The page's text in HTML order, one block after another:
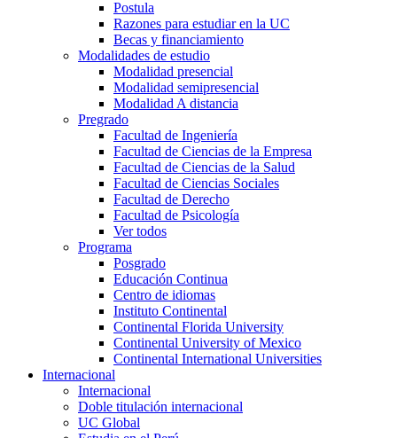
Postula
Razones para estudiar en la UC
Becas y financiamiento
Modalidades de estudio
Modalidad presencial
Modalidad semipresencial
Modalidad A distancia
Pregrado
Facultad de Ingeniería
Facultad de Ciencias de la Empresa
Facultad de Ciencias de la Salud
Facultad de Ciencias Sociales
Facultad de Derecho
Facultad de Psicología
Ver todos
Programa
Posgrado
Educación Continua
Centro de idiomas
Instituto Continental
Continental Florida University
Continental University of Mexico
Continental International Universities
Internacional
Internacional
Doble titulación internacional
UC Global